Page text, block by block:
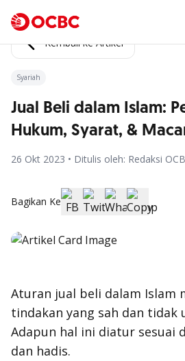
Kembali ke Artikel
Syariah
Jual Beli dalam Islam:
Hukum, Syarat, &
26 Okt 2023 • Ditulis oleh: Redaksi
Bagikan Ke
Aturan jual beli dalam Islam
tindakan yang sah dan tidak
Adapun hal ini diatur sesuai
dan hadis.